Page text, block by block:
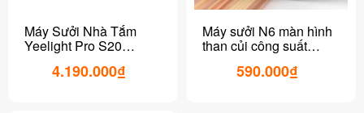
Máy Sưởi Nhà Tắm
Yeelight Pro S20
đặc biệt 2023
4.190.000₫
Máy sưởi N6 màn hình
than củi công suất
590.000₫